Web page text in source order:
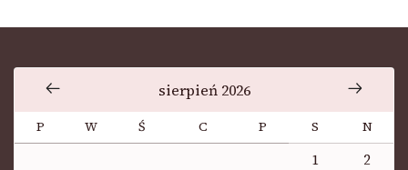
sierpień 2026
P W Ś C P S N
1
2